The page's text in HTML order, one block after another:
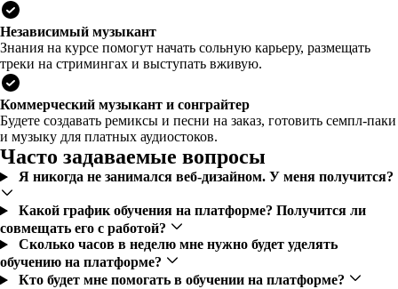
Независимый музыкант
Знания на курсе помогут начать сольную карьеру, размещать
треки на стримингах и выступать вживую.
Коммерческий музыкант и сонграйтер
Будете создавать ремиксы и песни на заказ, готовить семпл-паки
и музыку для платных аудиостоков.
Часто задаваемые вопросы
Я никогда не занимался веб-дизайном. У меня получится?
Какой график обучения на платформе? Получится ли
совмещать его с работой?
Сколько часов в неделю мне нужно будет уделять
обучению на платформе?
Кто будет мне помогать в обучении на платформе?